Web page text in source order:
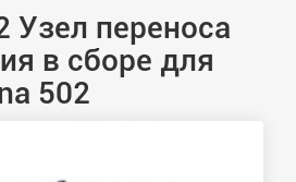
Узел переноса
в сборе для
502